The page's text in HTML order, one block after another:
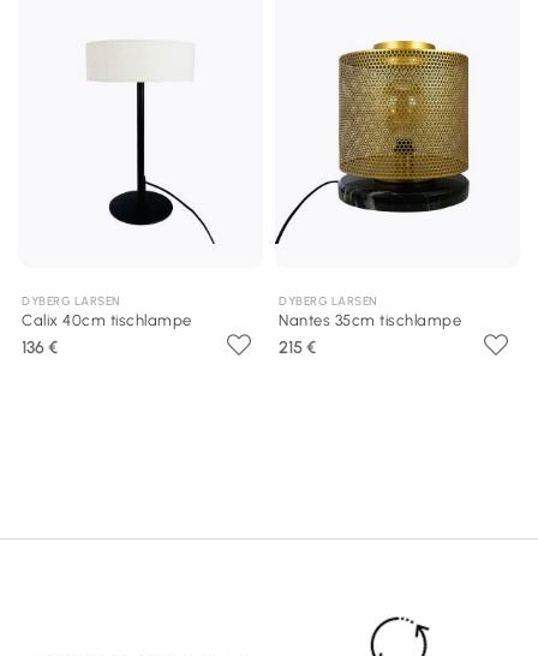
DYBERG LARSEN
Calix 40cm tischlampe
136 €
DYBERG LARSEN
Nantes 35cm tischlampe
215 €